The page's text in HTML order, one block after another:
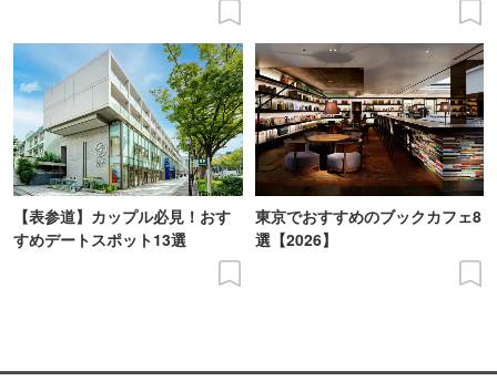
【表参道】カップル必見！おす
すめデートスポット13選
東京でおすすめのブックカフェ8
選【2026】